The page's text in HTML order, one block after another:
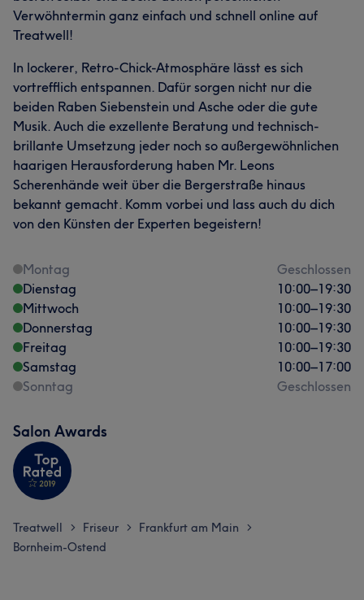
Menschen dabei zu helfen, sich mit ihrem Haar sicher,
glücklich und einzigartig zu fühlen – und gleichzeitig die
🎯 Mein Ziel: dass du dich glücklich fühlst, mehr als
zufrieden bist – und wieder zu mir zurückkommst 😁 🇮🇹
✨Sono parrucchiera con 20 anni di esperienza. Amo
realizzare colorazioni, balayage, meches e tagli
moderni e creativi. Mi diverte molto anche lavorare con
capelli lunghi, voluminosi e ricci, perché so che
richiedono una cura speciale e tecniche adattate per
valorizzarne tutta la bellezza. 🗣️ Lingue Offro i miei
servizi in spagnolo, inglese, tedesco e parlo anche un
comprendo molto bene lo stile e l’estetica che cercano i
latini. Mi piace aiutare ogni persona a sentirsi sicura,
felice e unica con i propri capelli, offrendo anche la
possibilità di essere seguiti in spagnolo. 🎯 Il mio
obiettivo: che tu ti senta felice, più che soddisfatto – e
che torni da me 😁
Friseur
Portfolio
Verwöhntermin ganz einfach und schnell online auf
Treatwell!
In lockerer, Retro-Chick-Atmosphäre lässt es sich
vortrefflich entspannen. Dafür sorgen nicht nur die
beiden Raben Siebenstein und Asche oder die gute
Musik. Auch die exzellente Beratung und technisch-
brillante Umsetzung jeder noch so außergewöhnlichen
haarigen Herausforderung haben Mr. Leons
Scherenhände weit über die Bergerstraße hinaus
bekannt gemacht. Komm vorbei und lass auch du dich
von den Künsten der Experten begeistern!
Montag
Geschlossen
Dienstag
10:00–19:30
Mittwoch
10:00–19:30
Donnerstag
10:00–19:30
Freitag
10:00–19:30
Samstag
10:00–17:00
Sonntag
Geschlossen
Salon Awards
Treatwell > Friseur > Frankfurt am Main >
Bornheim-Ostend